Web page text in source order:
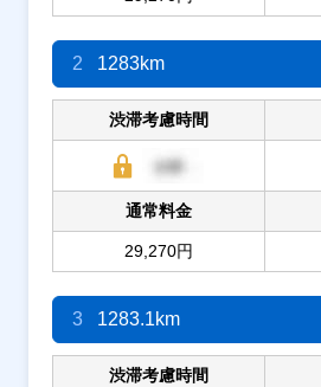
2 1283km
渋滞考慮時間
通常料金
29,270円
3 1283.1km
渋滞考慮時間